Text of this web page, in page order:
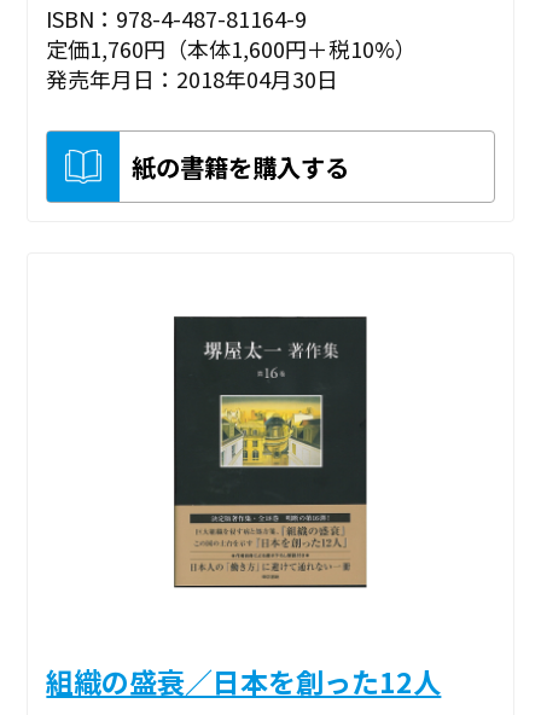
ISBN：978-4-487-81164-9
定価1,760円（本体1,600円＋税10%）
発売年月日：2018年04月30日
紙の書籍を購入する
組織の盛衰／日本を創った12人